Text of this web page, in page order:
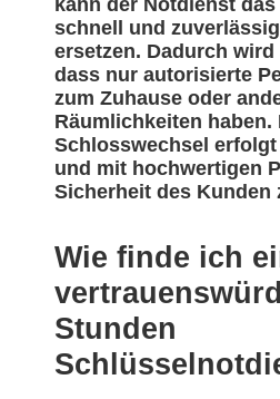
kann der Notdienst
schnell und
ersetzen. Dadurch
dass nur autorisierte
zum Zuhause oder
Räumlichkeiten haben.
Schlosswechsel erfolgt
und mit hochwertigen
Sicherheit des Kunden
Wie finde ich
Stunden